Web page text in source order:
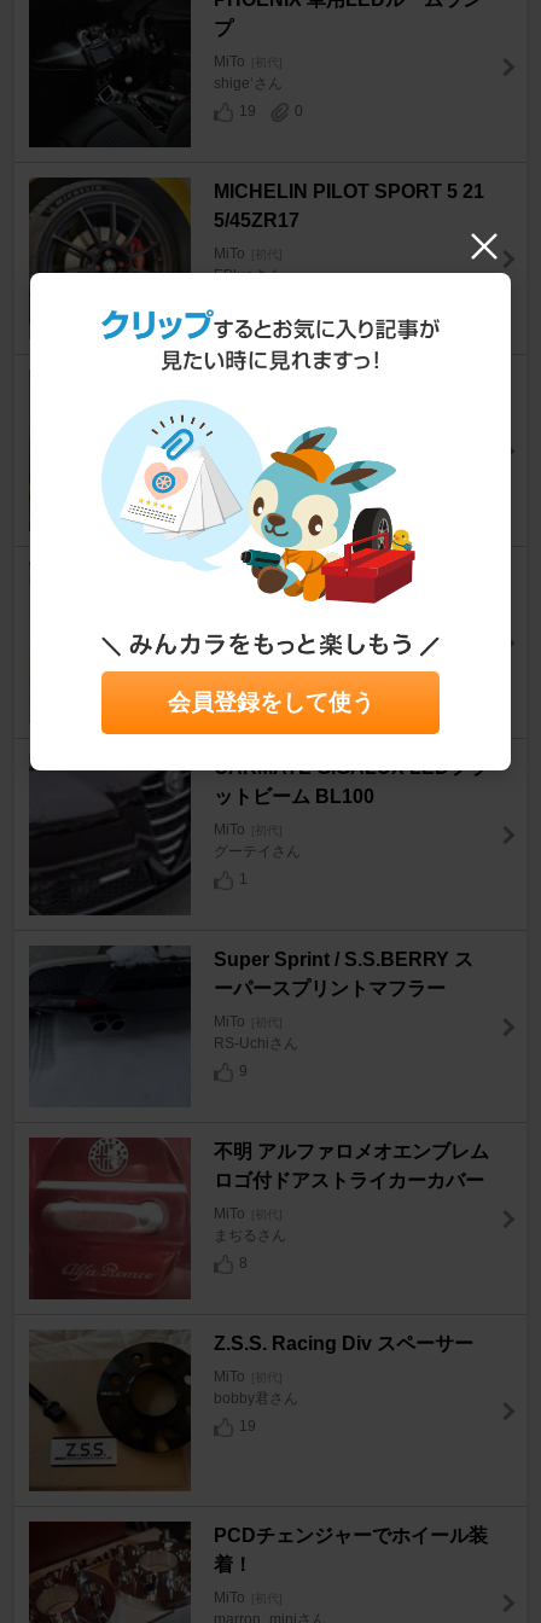
プ
MiTo [初代]
shige‘さん
19
0
MICHELIN PILOT SPORT 5 21
5/45ZR17
MiTo [初代]
EBlueさん
MiTo
EBlueさん
Z.S.S. Racing Div スペーサー
bobby君さん
14
CARMATE GIGALUX LEDフラ
ットビーム BL100
MiTo [初代]
グーテイさん
1
Super Sprint / S.S.BERRY ス
ーパースプリントマフラー
MiTo [初代]
RS-Uchiさん
9
不明 アルファロメオエンブレム
ロゴ付ドアストライカーカバー
MiTo [初代]
まぢるさん
8
Z.S.S. Racing Div スペーサー
MiTo [初代]
bobby君さん
19
PCDチェンジャーでホイール装
着！
MiTo [初代]
会員登録をして使う